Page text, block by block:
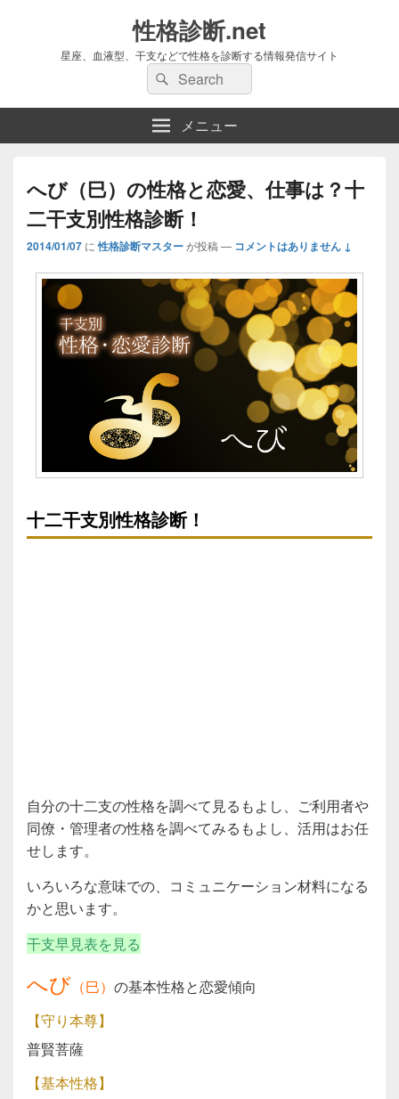
性格診断.net
星座、血液型、干支などで性格を診断する情報発信サイト
検
索:
検
索
メニュー
へび（巳）の性格と恋愛、仕事は？十
二干支別性格診断！
2014/01/07 に 性格診断マスターが投稿 — コメントはありません ↓
十二干支別性格診断！
自分の十二支の性格を調べて見るもよし、ご利用者や
同僚・管理者の性格を調べてみるもよし、活用はお任
せします。
いろいろな意味での、コミュニケーション材料になる
かと思います。
干支早見表を見る
へび （巳） の基本性格と恋愛傾向
【守り本尊】
普賢菩薩
【基本性格】